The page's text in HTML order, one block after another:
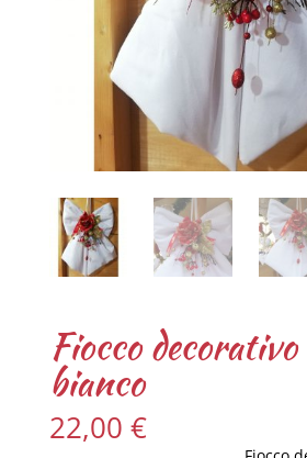
Fiocco
bianco
22,00 €